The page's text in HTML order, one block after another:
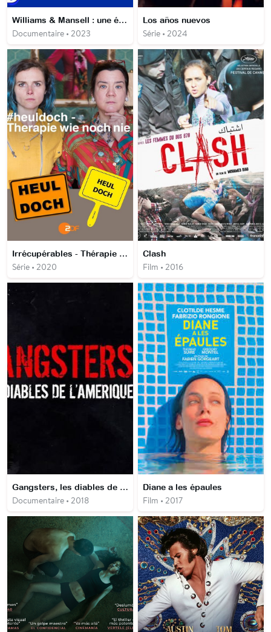
Williams & Mansell : une équipe qui gagne
Documentaire • 2023
Los años nuevos
Série • 2024
Irrécupérables - Thérapie d'un nouveau genre
Série • 2020
Clash
Film • 2016
Gangsters, les diables de l'Amérique
Documentaire • 2018
Diane a les épaules
Film • 2017